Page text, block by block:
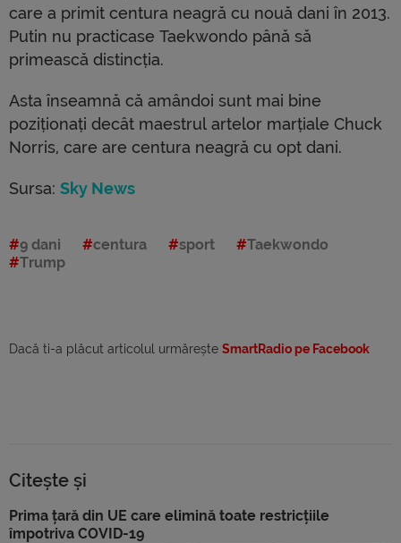
care a primit centura neagră cu nouă dani în 2013.
Putin nu practicase Taekwondo până să
primească distincția.
Asta înseamnă că amândoi sunt mai bine
poziționați decât maestrul artelor marțiale Chuck
Norris, care are centura neagră cu opt dani.
Sursa: Sky News
9 dani centura sport
Taekwondo
Trump
Dacă ti-a plăcut articolul urmărește SmartRadio pe Facebook
Citește și
Prima țară din UE care elimină toate restricțiile
împotriva COVID-19